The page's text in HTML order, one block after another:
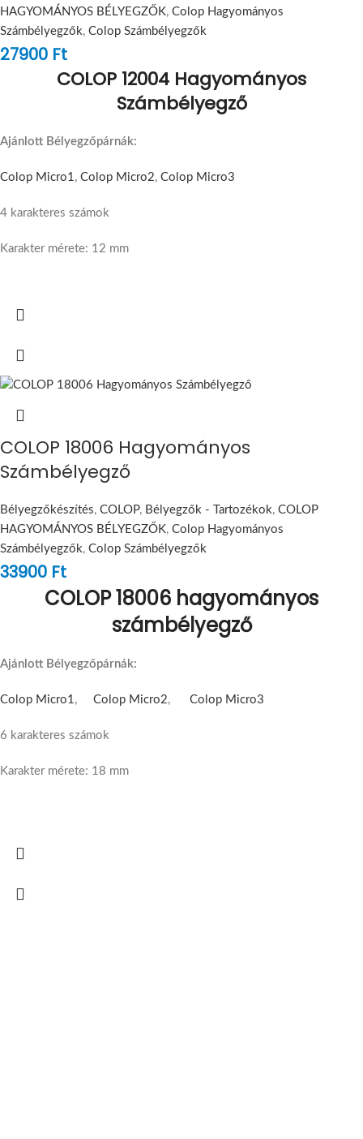
HAGYOMÁNYOS BÉLYEGZŐK, Colop Hagyományos
Számbélyegzők, Colop Számbélyegzők
27900 Ft
COLOP 12004 Hagyományos
Számbélyegző
Ajánlott Bélyegzőpárnák:
Colop Micro1, Colop Micro2, Colop Micro3
4 karakteres számok
Karakter mérete: 12 mm
COLOP 18006 Hagyományos
Számbélyegző
Bélyegzőkészítés, COLOP, Bélyegzők - Tartozékok, COLOP
HAGYOMÁNYOS BÉLYEGZŐK, Colop Hagyományos
Számbélyegzők, Colop Számbélyegzők
33900 Ft
COLOP 18006 hagyományos
számbélyegző
Ajánlott Bélyegzőpárnák:
Colop Micro1, Colop Micro2, Colop Micro3
6 karakteres számok
Karakter mérete: 18 mm